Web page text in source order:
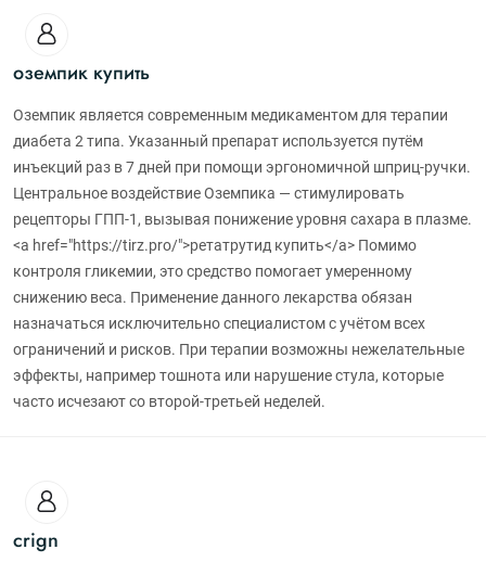
оземпик купить
Оземпик является современным медикаментом для терапии
диабета 2 типа. Указанный препарат используется путём
инъекций раз в 7 дней при помощи эргономичной шприц-ручки.
Центральное воздействие Оземпика — стимулировать
рецепторы ГПП-1, вызывая понижение уровня сахара в плазме.
<a href="https://tirz.pro/">ретатрутид купить</a> Помимо
контроля гликемии, это средство помогает умеренному
снижению веса. Применение данного лекарства обязан
назначаться исключительно специалистом с учётом всех
ограничений и рисков. При терапии возможны нежелательные
эффекты, например тошнота или нарушение стула, которые
часто исчезают со второй-третьей неделей.
crign